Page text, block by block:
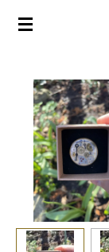
Ga
hoofdinhoud